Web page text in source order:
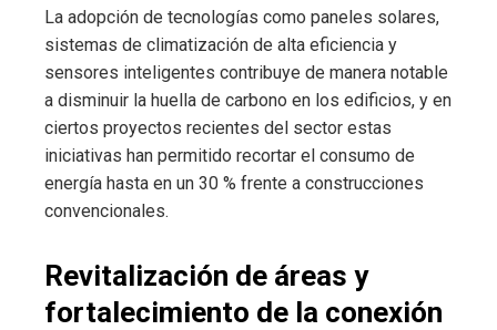
La adopción de tecnologías como paneles solares,
sistemas de climatización de alta eficiencia y
sensores inteligentes contribuye de manera notable
a disminuir la huella de carbono en los edificios, y en
ciertos proyectos recientes del sector estas
iniciativas han permitido recortar el consumo de
energía hasta en un 30 % frente a construcciones
convencionales.
Revitalización de áreas y
fortalecimiento de la conexión